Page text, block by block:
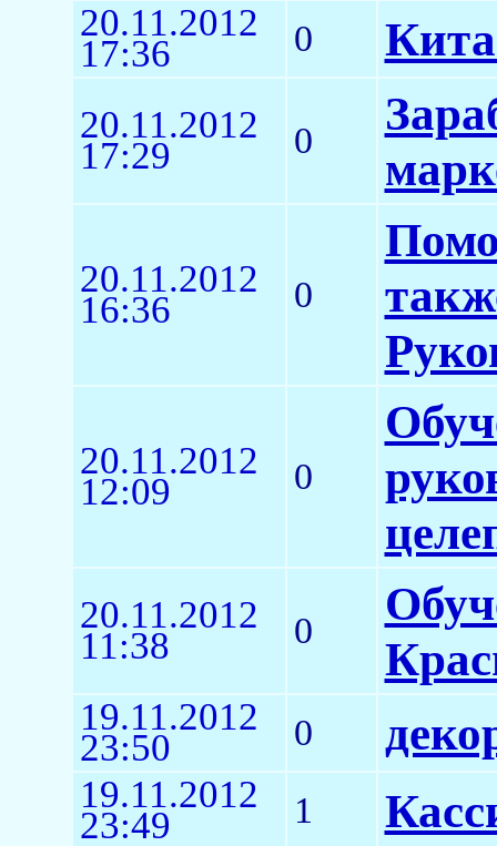
20.11.2012
17:36 0
20.11.2012
17:29 0
20.11.2012
16:36 0
20.11.2012
12:09 0
20.11.2012
11:38 0
19.11.2012
23:50 0
19.11.2012
23:49 1